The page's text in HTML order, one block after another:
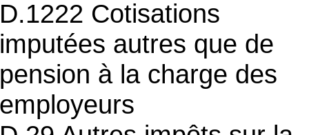
D.1222 Cotisations
imputées autres que de
pension à la charge des
employeurs